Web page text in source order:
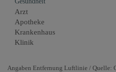
Arzt
Apotheke
Krankenhaus
Klinik
Angaben Entfernung Luftlinie / Quelle: